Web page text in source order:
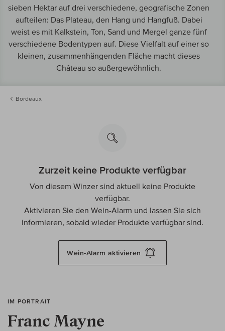
sieben Hektar auf drei verschiedene, geografische Zonen
aufteilen: Das Plateau, den Hang und Hangfuß. Dabei
weist es mit Kalkstein, Ton, Sand und Mergel ganze fünf
verschiedene Bodentypen auf. Diese Vielfalt auf einer so
kleinen, zusammenhängenden Fläche macht dieses
Château so außergewöhnlich.
Bordeaux
Zurzeit keine Produkte verfügbar
Von diesem Winzer sind aktuell keine Produkte
verfügbar.
Aktivieren Sie den Wein-Alarm und lassen Sie sich
informieren, sobald wieder Produkte verfügbar sind.
Wein-Alarm aktivieren
IM PORTRAIT
Franc Mayne